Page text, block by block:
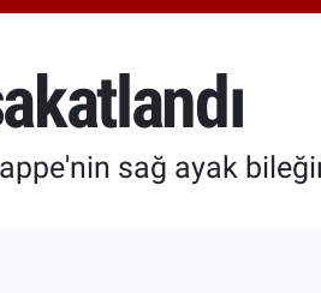
sağ ayak